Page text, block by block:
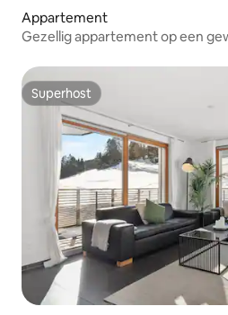
Appartement
Gezellig appartement op een
Superhost
Superhost